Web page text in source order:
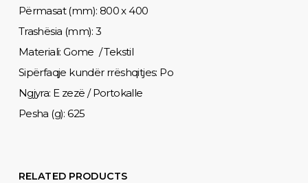
Përmasat (mm): 800 x 400
Trashësia (mm): 3
Materiali: Gome / Tekstil
Sipërfaqje kundër rrëshqitjes: Po
Ngjyra: E zezë / Portokalle
Pesha (g): 625
RELATED PRODUCTS